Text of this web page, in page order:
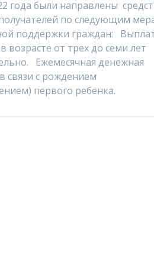
года были направлены
по следующим
поддержки граждан:
возрасте от трех до семи лет
Ежемесячная денежная
связи с рождением
первого ребенка.